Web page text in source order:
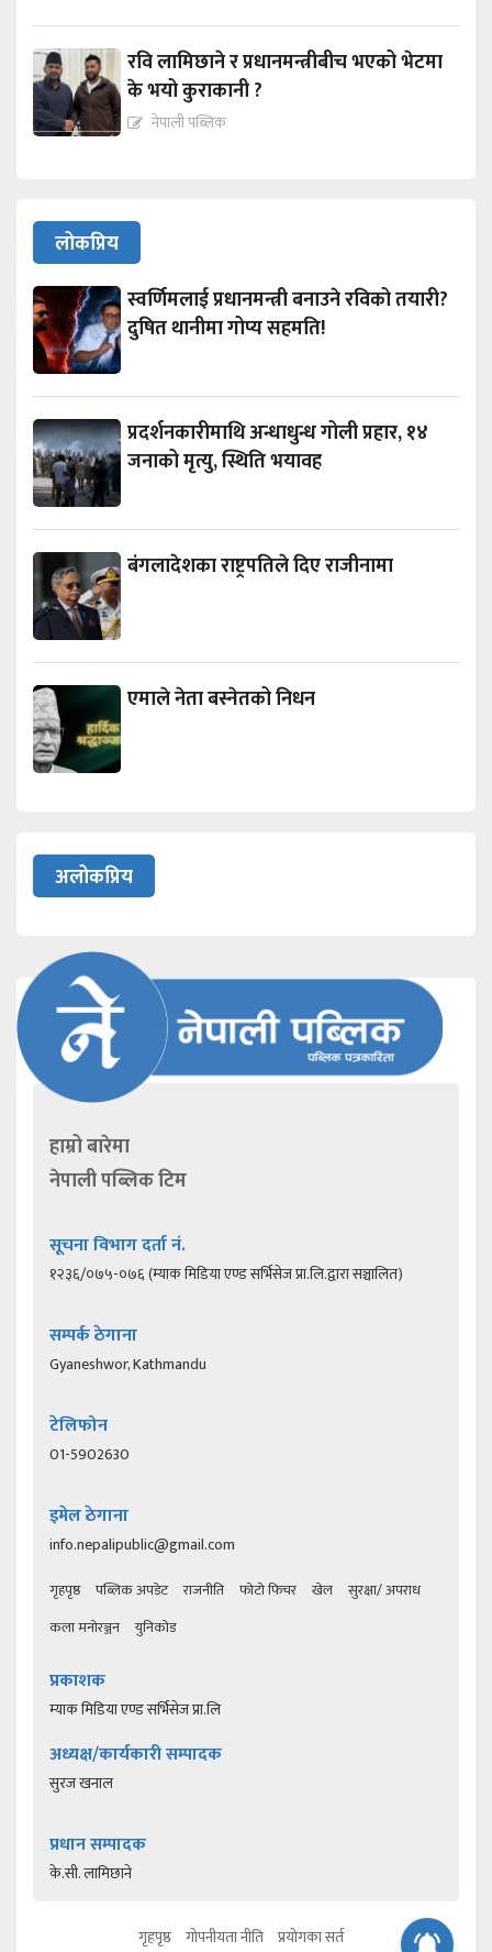
रवि लामिछाने र प्रधानमन्त्रीबीच भएको भेटमा
के भयो कुराकानी ?
नेपाली पब्लिक
लोकप्रिय
स्वर्णिमलाई प्रधानमन्त्री बनाउने रविको तयारी?
दुषित थानीमा गोप्य सहमति!
प्रदर्शनकारीमाथि अन्धाधुन्ध गोली प्रहार, १४
जनाको मृत्यु, स्थिति भयावह
बंगलादेशका राष्ट्रपतिले दिए राजीनामा
एमाले नेता बस्नेतको निधन
अलोकप्रिय
हाम्रो बारेमा
नेपाली पब्लिक टिम
सूचना विभाग दर्ता नं.
१२३६/०७५-०७६ (म्याक मिडिया एण्ड सर्भिसेज प्रा.लि.द्वारा सञ्चालित)
सम्पर्क ठेगाना
Gyaneshwor, Kathmandu
टेलिफोन
01-5902630
इमेल ठेगाना
info.nepalipublic@gmail.com
गृहपृष्ठ पब्लिक अपडेट राजनीति फोटो फिचर खेल
सुरक्षा/ अपराध
कला मनोरञ्जन
युनिकोड
प्रकाशक
म्याक मिडिया एण्ड सर्भिसेज प्रा.लि
अध्यक्ष/कार्यकारी सम्पादक
सुरज खनाल
प्रधान सम्पादक
के.सी. लामिछाने
गृहपृष्ठ गोपनीयता नीति प्रयोगका सर्त